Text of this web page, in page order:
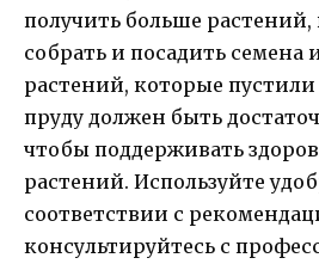
получить больше
собрать и посадить семена
растений, которые
пруду должен быть
чтобы поддерживать
растений. Используйте
соответствии с
консультируйтесь с